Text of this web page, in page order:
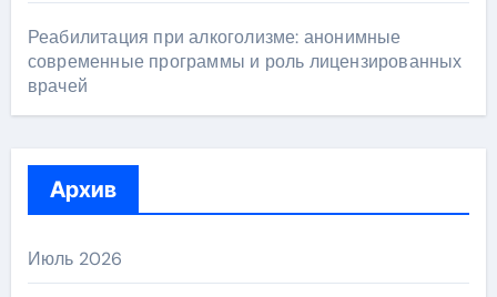
Реабилитация при алкоголизме: анонимные
современные программы и роль лицензированных
врачей
Архив
Июль 2026